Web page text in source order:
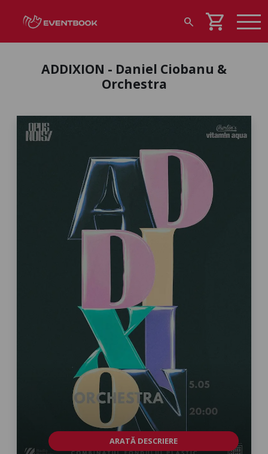
search shopping_cart
ADDIXION - Daniel Ciobanu &
Orchestra
ARATĂ DESCRIERE